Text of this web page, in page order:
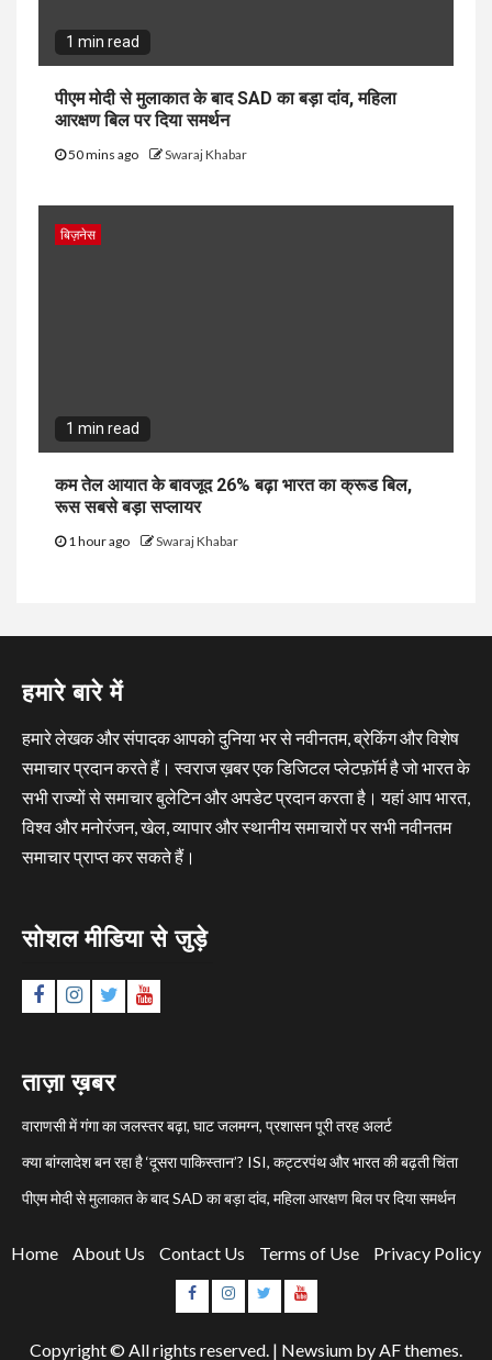
1 min read
पीएम मोदी से मुलाकात के बाद SAD का बड़ा दांव, महिला
आरक्षण बिल पर दिया समर्थन
50 mins ago Swaraj Khabar
बिज़नेस
1 min read
कम तेल आयात के बावजूद 26% बढ़ा भारत का क्रूड बिल,
रूस सबसे बड़ा सप्लायर
1 hour ago Swaraj Khabar
हमारे बारे में
हमारे लेखक और संपादक आपको दुनिया भर से नवीनतम, ब्रेकिंग और विशेष
समाचार प्रदान करते हैं। स्वराज ख़बर एक डिजिटल प्लेटफ़ॉर्म है जो भारत के
सभी राज्यों से समाचार बुलेटिन और अपडेट प्रदान करता है। यहां आप भारत,
विश्व और मनोरंजन, खेल, व्यापार और स्थानीय समाचारों पर सभी नवीनतम
समाचार प्राप्त कर सकते हैं।
सोशल मीडिया से जुड़े
FacebookInstagram
TwitterYouTube
ताज़ा ख़बर
वाराणसी में गंगा का जलस्तर बढ़ा, घाट जलमग्न, प्रशासन पूरी तरह अलर्ट
क्या बांग्लादेश बन रहा है ‘दूसरा पाकिस्तान’? ISI, कट्टरपंथ और भारत की बढ़ती चिंता
पीएम मोदी से मुलाकात के बाद SAD का बड़ा दांव, महिला आरक्षण बिल पर दिया समर्थन
Home About Us Contact Us Terms of Use Privacy Policy
Facebook
Instagram
TwitterYouTube
Copyright © All rights reserved. | Newsium by AF themes.